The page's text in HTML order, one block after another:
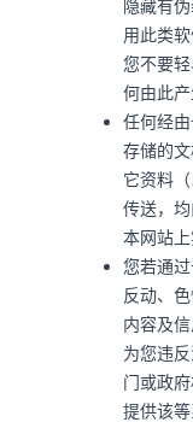
隐藏有
用此类
您不要
何由此产
任何经
存储的
它资料
传送，
本网站上
您若通
反动、
内容及
为您违
门或政
提供该